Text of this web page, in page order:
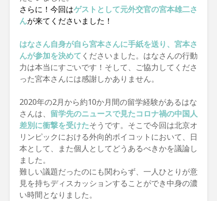
さらに！今回はゲストとして元外交官の宮本雄二さ
んが来てくださいました！
はなさん自身が自ら宮本さんに手紙を送り、宮本さ
んが参加を決めて くださいました。はなさんの行動
力は本当にすごいです！そして、ご協力してくださ
った宮本さんには感謝しかありません。
2020年の2月から約10か月間の留学経験があるはな
さんは、 留学先のニュースで見たコロナ禍の中国人
差別に衝撃を受けたそうです。そこで今回は北京オ
リンピックにおける外向的ボイコットにおいて、日
本として、また個人としてどうあるべきかを議論し
ました。
難しい議題だったのにも関わらず、一人ひとりが意
見を持ちディスカッションすることができ中身の濃
い時間となりました。